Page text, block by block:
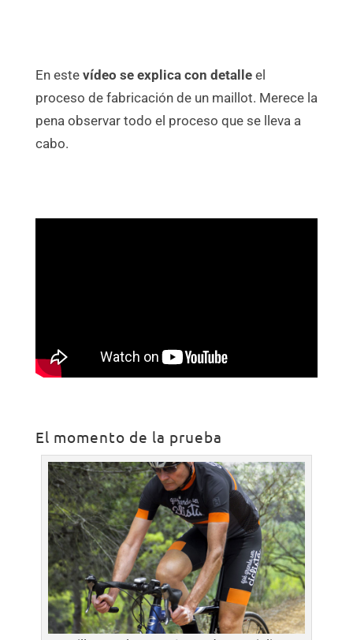
En este vídeo se explica con detalleel
proceso de fabricación de un maillot. Merece la
pena observar todo el proceso que se lleva a
cabo.
El momento de la prueba